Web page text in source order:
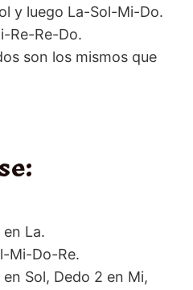
y luego La-Sol-Mi-Do.
Re-Re-Do.
son los mismos que
La.
Mi-Do-Re.
Sol, Dedo 2 en Mi,